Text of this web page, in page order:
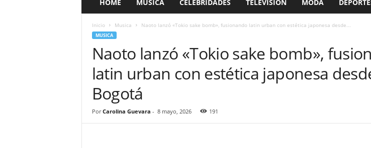
a
HOME MUSICA CELEBRIDADES TELEVISION MODA
Inicio Musica Naoto lanzó «Tokio sake bomb», fusionando latin urban con estética japonesa desde...
MUSICA
Naoto lanzó «Tokio sake bomb»,
latin urban con estética japonesa
Bogotá
Por Carolina Guevara - 8 mayo, 2026 191